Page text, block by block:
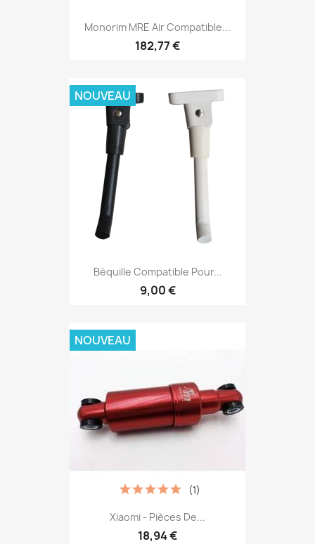
Monorim MRE Air Compatible...
182,77 €
Béquille Compatible Pour...
9,00 €
NOUVEAU
Xiaomi - Pièces De...
18,94 €
(1)
NOUVEAU